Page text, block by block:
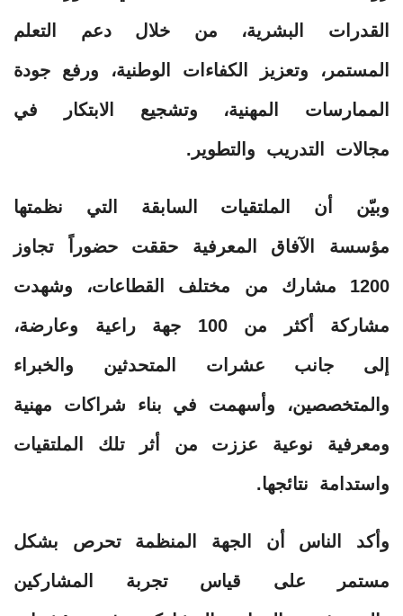
القدرات البشرية، من خلال دعم التعلم
المستمر، وتعزيز الكفاءات الوطنية، ورفع جودة
الممارسات المهنية، وتشجيع الابتكار في
مجالات التدريب والتطوير.
وبيّن أن الملتقيات السابقة التي نظمتها
مؤسسة الآفاق المعرفية حققت حضوراً تجاوز
1200 مشارك من مختلف القطاعات، وشهدت
مشاركة أكثر من 100 جهة راعية وعارضة،
إلى جانب عشرات المتحدثين والخبراء
والمتخصصين، وأسهمت في بناء شراكات مهنية
ومعرفية نوعية عززت من أثر تلك الملتقيات
واستدامة نتائجها.
وأكد الناس أن الجهة المنظمة تحرص بشكل
مستمر على قياس تجربة المشاركين